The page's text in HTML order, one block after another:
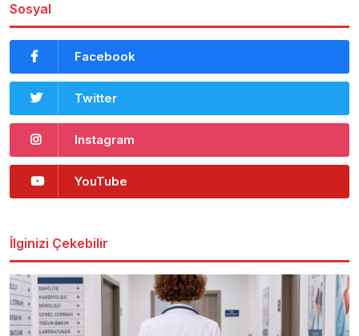
Sosyal
Facebook
Twitter
Instagram
YouTube
İlginizi Çekebilir